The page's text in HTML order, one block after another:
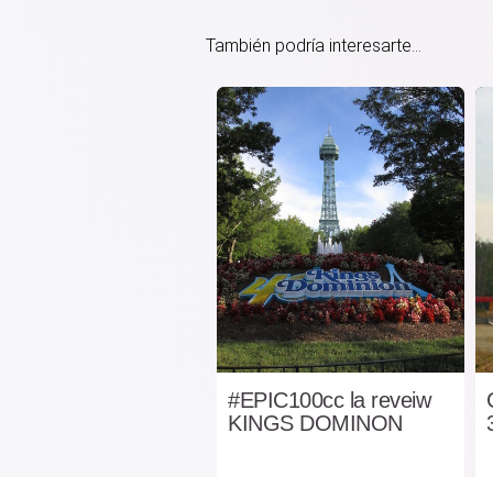
También podría interesarte...
#EPIC100cc la reveiw
KINGS DOMINON